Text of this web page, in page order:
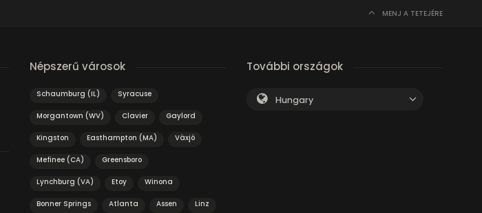
MENJ A TETEJÉRE
Népszerű városok
Schaumburg (IL) Syracuse
Morgantown (WV) Clavier Gaylord
Kingston Easthampton (MA) Växjö
Mefinee (CA) Greensboro
Lynchburg (VA) Etoy Winona
Bonner Springs Atlanta Assen Linz
További országok
Hungary